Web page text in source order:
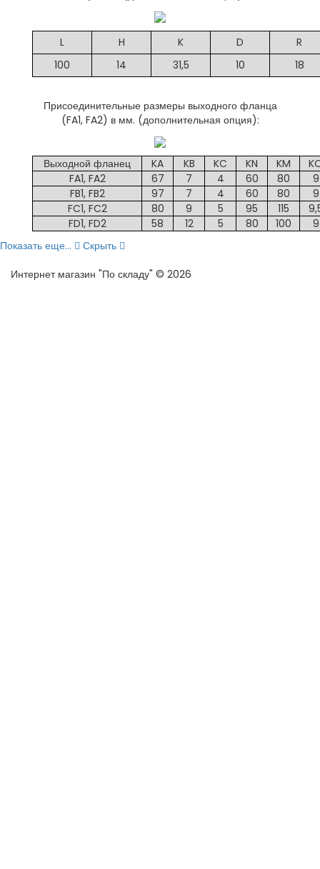
L H K D
R
100
14 31,5 10 18
Присоединительные размеры выходного фланца
(FA1, FA2) в мм. (дополнительная опция):
Выходной фланец KA KB KC KN KM
FA1, FA2
67 7 4 60 80
9
FB1, FB2
97 7 4 60 80
9
FC1, FC2
80 9 5 95 115
FD1, FD2
58 12 5 80 100
9
Показать еще...
Скрыть
Интернет магазин "По складу" © 2026